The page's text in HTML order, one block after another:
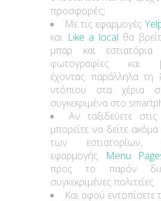
προσφορές;
Με τις εφαρμογές
και Like a local θα
μπαρ και εστιατόρια
φωτογραφίες και
έχοντας παράλληλα τη
ντόπιου στα χέρια
συγκεκριμένα στο
Αν ταξιδεύετε
μπορείτε να δείτε
των
εφαρμογής
Menu
προς το παρόν
συγκεκριμένες πολιτείες.
Και αφού εντοπίσετε